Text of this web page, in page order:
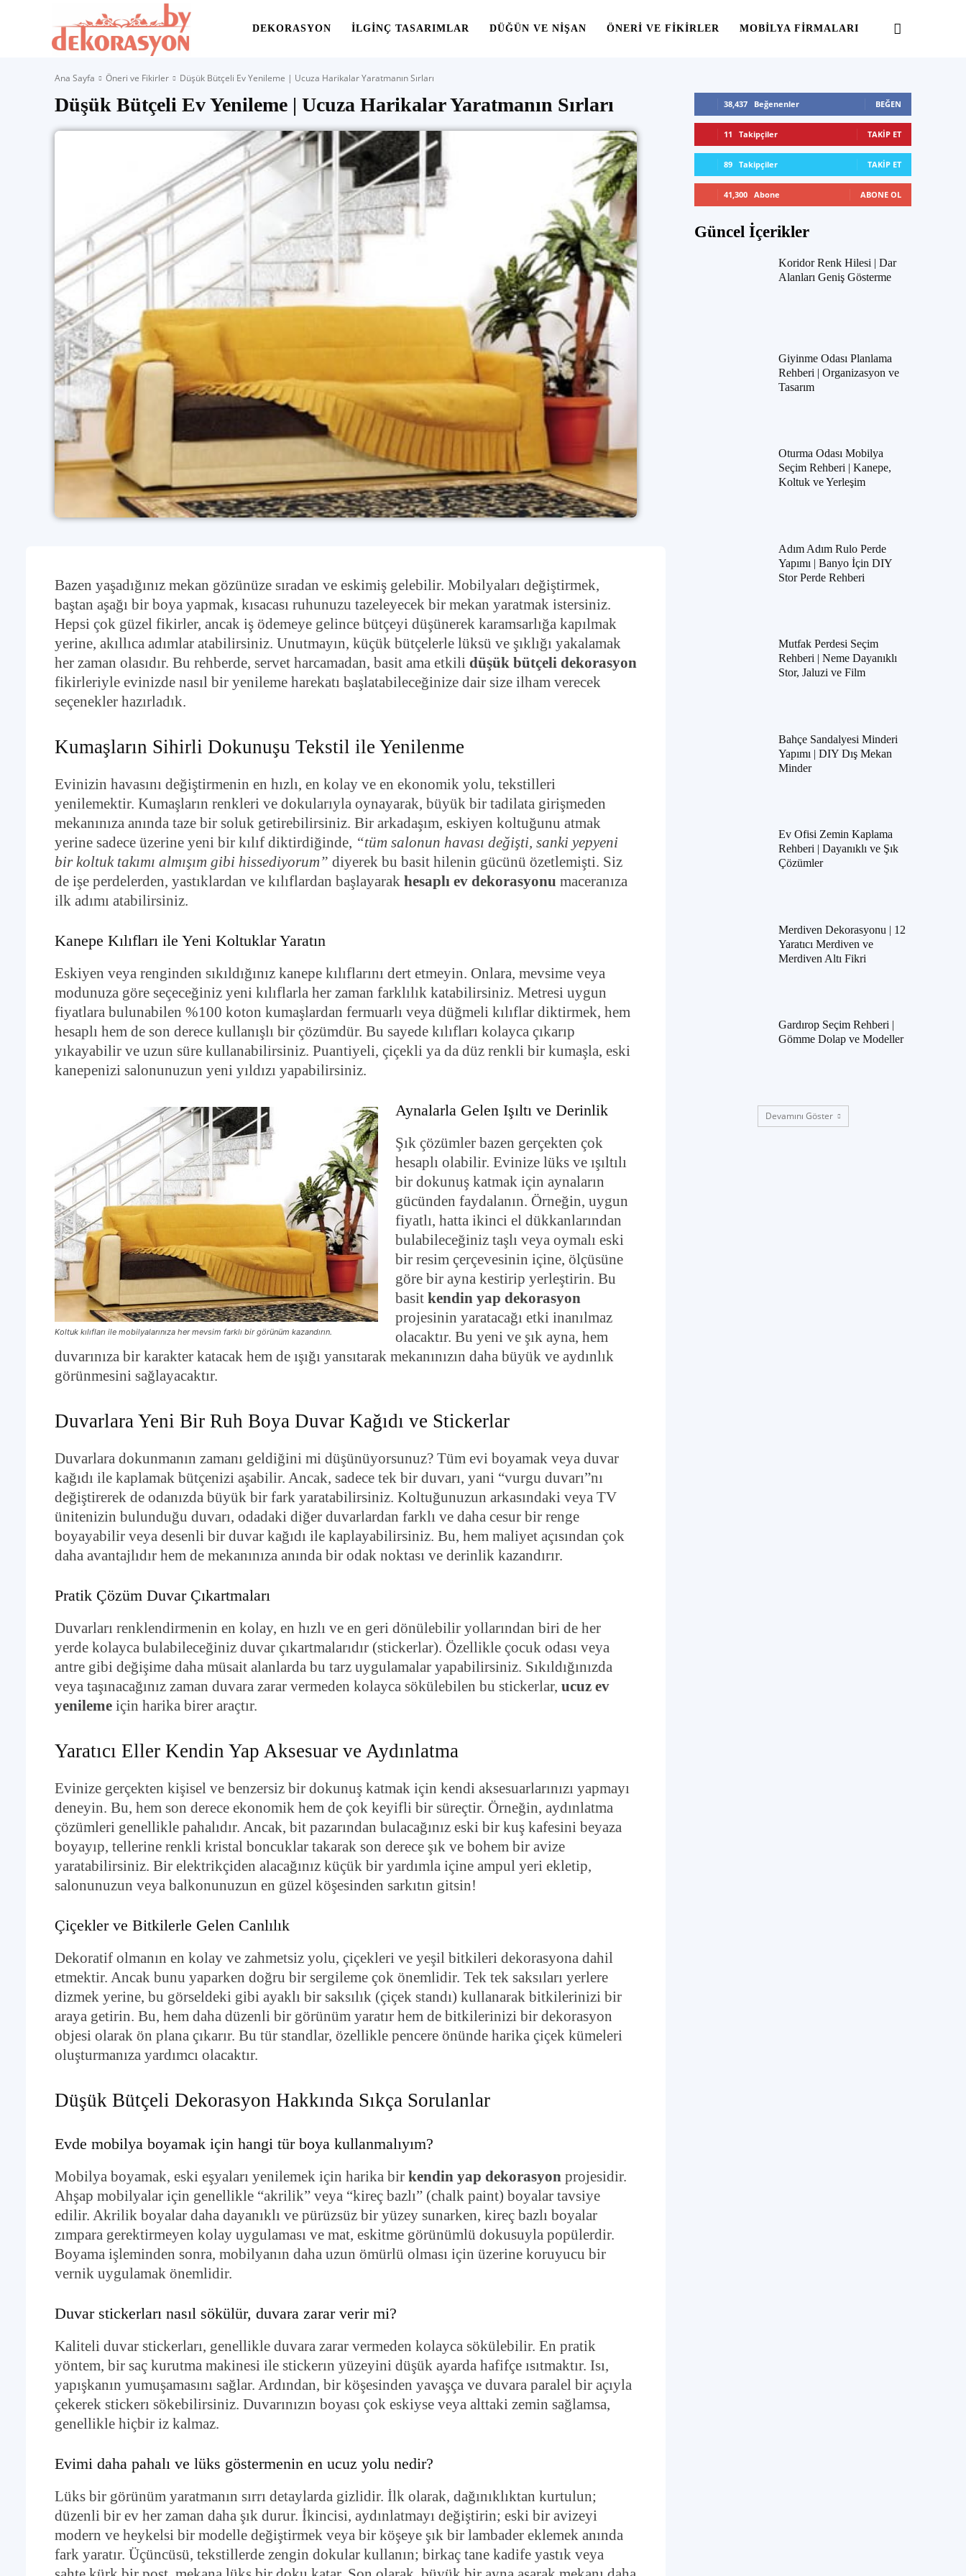
Alanınıza
DEKORASYON İLGINÇ TASARIMLAR DÜĞÜN VE NIŞAN ÖNERI VE FIKIRLER MOBILYA FIRMALARI
Ana Sayfa Öneri ve Fikirler Düşük Bütçeli Ev Yenileme | Ucuza Harikalar Yaratmanın Sırları
Düşük Bütçeli Ev Yenileme | Ucuza Harikalar Yaratmanın Sırları
Bazen yaşadığınız mekan gözünüze sıradan ve eskimiş gelebilir. Mobilyaları değiştirmek,
baştan aşağı bir boya yapmak, kısacası ruhunuzu tazeleyecek bir mekan yaratmak istersiniz.
Hepsi çok güzel fikirler, ancak iş ödemeye gelince bütçeyi düşünerek karamsarlığa kapılmak
yerine, akıllıca adımlar atabilirsiniz. Unutmayın, küçük bütçelerle lüksü ve şıklığı yakalamak
her zaman olasıdır. Bu rehberde, servet harcamadan, basit ama etkili düşük bütçeli dekorasyon
fikirleriyle evinizde nasıl bir yenileme harekatı başlatabileceğinize dair size ilham verecek
seçenekler hazırladık.
Kumaşların Sihirli Dokunuşu Tekstil ile Yenilenme
Evinizin havasını değiştirmenin en hızlı, en kolay ve en ekonomik yolu, tekstilleri
yenilemektir. Kumaşların renkleri ve dokularıyla oynayarak, büyük bir tadilata girişmeden
mekanınıza anında taze bir soluk getirebilirsiniz. Bir arkadaşım, eskiyen koltuğunu atmak
yerine sadece üzerine yeni bir kılıf diktirdiğinde, “tüm salonun havası değişti, sanki yepyeni
bir koltuk takımı almışım gibi hissediyorum” diyerek bu basit hilenin gücünü özetlemişti. Siz
de işe perdelerden, yastıklardan ve kılıflardan başlayarak hesaplı ev dekorasyonu maceranıza
ilk adımı atabilirsiniz.
Kanepe Kılıfları ile Yeni Koltuklar Yaratın
Eskiyen veya renginden sıkıldığınız kanepe kılıflarını dert etmeyin. Onlara, mevsime veya
modunuza göre seçeceğiniz yeni kılıflarla her zaman farklılık katabilirsiniz. Metresi uygun
fiyatlara bulunabilen %100 koton kumaşlardan fermuarlı veya düğmeli kılıflar diktirmek, hem
hesaplı hem de son derece kullanışlı bir çözümdür. Bu sayede kılıfları kolayca çıkarıp
yıkayabilir ve uzun süre kullanabilirsiniz. Puantiyeli, çiçekli ya da düz renkli bir kumaşla, eski
kanepenizi salonunuzun yeni yıldızı yapabilirsiniz.
Koltuk kılıfları ile mobilyalarınıza her mevsim farklı bir görünüm kazandırın.
Aynalarla Gelen Işıltı ve Derinlik
Şık çözümler bazen gerçekten çok
hesaplı olabilir. Evinize lüks ve ışıltılı
bir dokunuş katmak için aynaların
gücünden faydalanın. Örneğin, uygun
fiyatlı, hatta ikinci el dükkanlarından
bulabileceğiniz taşlı veya oymalı eski
bir resim çerçevesinin içine, ölçüsüne
göre bir ayna kestirip yerleştirin. Bu
basit kendin yap dekorasyon
projesinin yaratacağı etki inanılmaz
olacaktır. Bu yeni ve şık ayna, hem
duvarınıza bir karakter katacak hem de ışığı yansıtarak mekanınızın daha büyük ve aydınlık
görünmesini sağlayacaktır.
Duvarlara Yeni Bir Ruh Boya Duvar Kağıdı ve Stickerlar
Duvarlara dokunmanın zamanı geldiğini mi düşünüyorsunuz? Tüm evi boyamak veya duvar
kağıdı ile kaplamak bütçenizi aşabilir. Ancak, sadece tek bir duvarı, yani “vurgu duvarı”nı
değiştirerek de odanızda büyük bir fark yaratabilirsiniz. Koltuğunuzun arkasındaki veya TV
ünitenizin bulunduğu duvarı, odadaki diğer duvarlardan farklı ve daha cesur bir renge
boyayabilir veya desenli bir duvar kağıdı ile kaplayabilirsiniz. Bu, hem maliyet açısından çok
daha avantajlıdır hem de mekanınıza anında bir odak noktası ve derinlik kazandırır.
Pratik Çözüm Duvar Çıkartmaları
Duvarları renklendirmenin en kolay, en hızlı ve en geri dönülebilir yollarından biri de her
yerde kolayca bulabileceğiniz duvar çıkartmalarıdır (stickerlar). Özellikle çocuk odası veya
antre gibi değişime daha müsait alanlarda bu tarz uygulamalar yapabilirsiniz. Sıkıldığınızda
veya taşınacağınız zaman duvara zarar vermeden kolayca sökülebilen bu stickerlar, ucuz ev
yenileme için harika birer araçtır.
Yaratıcı Eller Kendin Yap Aksesuar ve Aydınlatma
Evinize gerçekten kişisel ve benzersiz bir dokunuş katmak için kendi aksesuarlarınızı yapmayı
deneyin. Bu, hem son derece ekonomik hem de çok keyifli bir süreçtir. Örneğin, aydınlatma
çözümleri genellikle pahalıdır. Ancak, bit pazarından bulacağınız eski bir kuş kafesini beyaza
boyayıp, tellerine renkli kristal boncuklar takarak son derece şık ve bohem bir avize
yaratabilirsiniz. Bir elektrikçiden alacağınız küçük bir yardımla içine ampul yeri ekletip,
salonunuzun veya balkonunuzun en güzel köşesinden sarkıtın gitsin!
Çiçekler ve Bitkilerle Gelen Canlılık
Dekoratif olmanın en kolay ve zahmetsiz yolu, çiçekleri ve yeşil bitkileri dekorasyona dahil
etmektir. Ancak bunu yaparken doğru bir sergileme çok önemlidir. Tek tek saksıları yerlere
dizmek yerine, bu görseldeki gibi ayaklı bir saksılık (çiçek standı) kullanarak bitkilerinizi bir
araya getirin. Bu, hem daha düzenli bir görünüm yaratır hem de bitkilerinizi bir dekorasyon
objesi olarak ön plana çıkarır. Bu tür standlar, özellikle pencere önünde harika çiçek kümeleri
oluşturmanıza yardımcı olacaktır.
Düşük Bütçeli Dekorasyon Hakkında Sıkça Sorulanlar
Evde mobilya boyamak için hangi tür boya kullanmalıyım?
Mobilya boyamak, eski eşyaları yenilemek için harika bir kendin yap dekorasyon projesidir.
Ahşap mobilyalar için genellikle “akrilik” veya “kireç bazlı” (chalk paint) boyalar tavsiye
edilir. Akrilik boyalar daha dayanıklı ve pürüzsüz bir yüzey sunarken, kireç bazlı boyalar
zımpara gerektirmeyen kolay uygulaması ve mat, eskitme görünümlü dokusuyla popülerdir.
Boyama işleminden sonra, mobilyanın daha uzun ömürlü olması için üzerine koruyucu bir
vernik uygulamak önemlidir.
Duvar stickerları nasıl sökülür, duvara zarar verir mi?
Kaliteli duvar stickerları, genellikle duvara zarar vermeden kolayca sökülebilir. En pratik
yöntem, bir saç kurutma makinesi ile stickerın yüzeyini düşük ayarda hafifçe ısıtmaktır. Isı,
yapışkanın yumuşamasını sağlar. Ardından, bir köşesinden yavaşça ve duvara paralel bir açıyla
çekerek stickerı sökebilirsiniz. Duvarınızın boyası çok eskiyse veya alttaki zemin sağlamsa,
genellikle hiçbir iz kalmaz.
Evimi daha pahalı ve lüks göstermenin en ucuz yolu nedir?
Lüks bir görünüm yaratmanın sırrı detaylarda gizlidir. İlk olarak, dağınıklıktan kurtulun;
düzenli bir ev her zaman daha şık durur. İkincisi, aydınlatmayı değiştirin; eski bir avizeyi
modern ve heykelsi bir modelle değiştirmek veya bir köşeye şık bir lambader eklemek anında
fark yaratır. Üçüncüsü, tekstillerde zengin dokular kullanın; birkaç tane kadife yastık veya
38,437 Beğenenler BEĞEN
11 Takipçiler TAKIP ET
89 Takipçiler TAKIP ET
41,300 Abone ABONE OL
Güncel İçerikler
Koridor Renk Hilesi | Dar
Alanları Geniş Gösterme
Giyinme Odası Planlama
Rehberi | Organizasyon ve
Tasarım
Oturma Odası Mobilya
Seçim Rehberi | Kanepe,
Koltuk ve Yerleşim
Adım Adım Rulo Perde
Yapımı | Banyo İçin DIY
Stor Perde Rehberi
Mutfak Perdesi Seçim
Rehberi | Neme Dayanıklı
Stor, Jaluzi ve Film
Bahçe Sandalyesi Minderi
Yapımı | DIY Dış Mekan
Minder
Ev Ofisi Zemin Kaplama
Rehberi | Dayanıklı ve Şık
Çözümler
Merdiven Dekorasyonu | 12
Yaratıcı Merdiven ve
Merdiven Altı Fikri
Gardırop Seçim Rehberi |
Gömme Dolap ve Modeller
Devamını Göster